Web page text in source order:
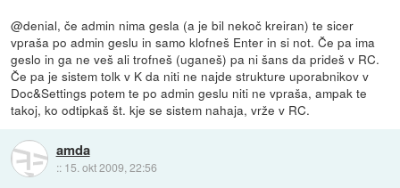
@denial, če admin nima gesla (a je bil nekoč kreiran) te sicer
vpraša po admin geslu in samo klofneš Enter in si not. Če pa ima
geslo in ga ne veš ali trofneš (uganeš) pa ni šans da prideš v RC.
Če pa je sistem tolk v K da niti ne najde strukture uporabnikov v
Doc&Settings potem te po admin geslu niti ne vpraša, ampak te
takoj, ko odtipkaš št. kje se sistem nahaja, vrže v RC.
amda
:: 15. okt 2009, 22:56